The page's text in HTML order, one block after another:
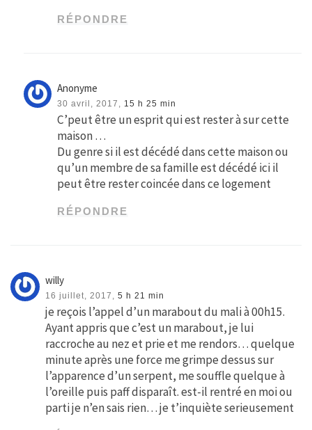
RÉPONDRE
Anonyme
30 avril, 2017, 15 h 25 min
C’peut être un esprit qui est rester à sur cette
maison …
Du genre si il est décédé dans cette maison ou
qu’un membre de sa famille est décédé ici il
peut être rester coincée dans ce logement
RÉPONDRE
willy
16 juillet, 2017, 5 h 21 min
je reçois l’appel d’un marabout du mali à 00h15.
Ayant appris que c’est un marabout, je lui
raccroche au nez et prie et me rendors… quelque
minute après une force me grimpe dessus sur
l’apparence d’un serpent, me souffle quelque à
l’oreille puis paff disparaît. est-il rentré en moi ou
parti je n’en sais rien… je t’inquiète serieusement